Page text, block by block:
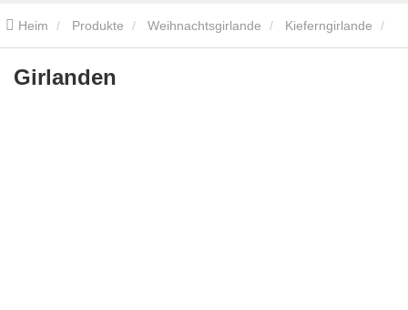
Heim Produkte Weihnachtsgirlande Kieferngirlande
Girlanden
Girlanden